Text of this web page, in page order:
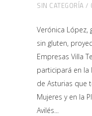
SIN CATEGORÍA
Verónica López,
sin gluten,
Empresas Villa
participará en la
de Asturias que
Mujeres y en la
Avilés